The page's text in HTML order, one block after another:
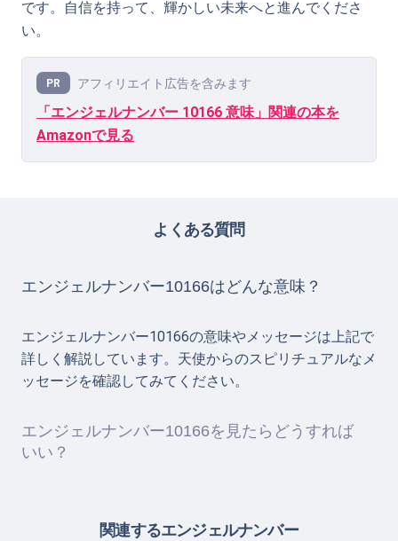
です。自信を持って、輝かしい未来へと進んでくださ
い。
PR アフィリエイト広告を含みます
「エンジェルナンバー 10166 意味」関連の本を
Amazonで見る
よくある質問
エンジェルナンバー10166はどんな意味？
エンジェルナンバー10166の意味やメッセージは上記で
詳しく解説しています。天使からのスピリチュアルなメ
ッセージを確認してみてください。
エンジェルナンバー10166を見たらどうすれば
いい？
関連するエンジェルナンバー